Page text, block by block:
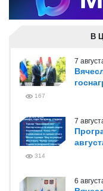
В
7
167
7
314
6